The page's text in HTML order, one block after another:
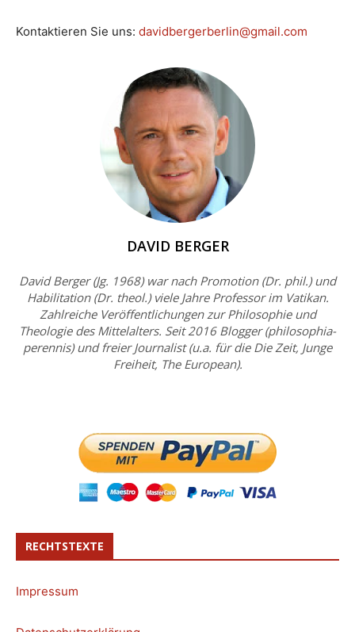
Kontaktieren Sie uns: davidbergerberlin@gmail.com
DAVID BERGER
David Berger (Jg. 1968) war nach Promotion (Dr. phil.) und
Habilitation (Dr. theol.) viele Jahre Professor im Vatikan.
Zahlreiche Veröffentlichungen zur Philosophie und
Theologie des Mittelalters. Seit 2016 Blogger (philosophia-
perennis) und freier Journalist (u.a. für die Die Zeit, Junge
Freiheit, The European).
RECHTSTEXTE
Impressum